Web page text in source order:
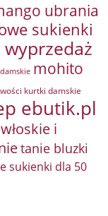
ubrania
sukienki
mohito
kurtki damskie
ebutik.pl
i
tanie bluzki
sukienki dla 50